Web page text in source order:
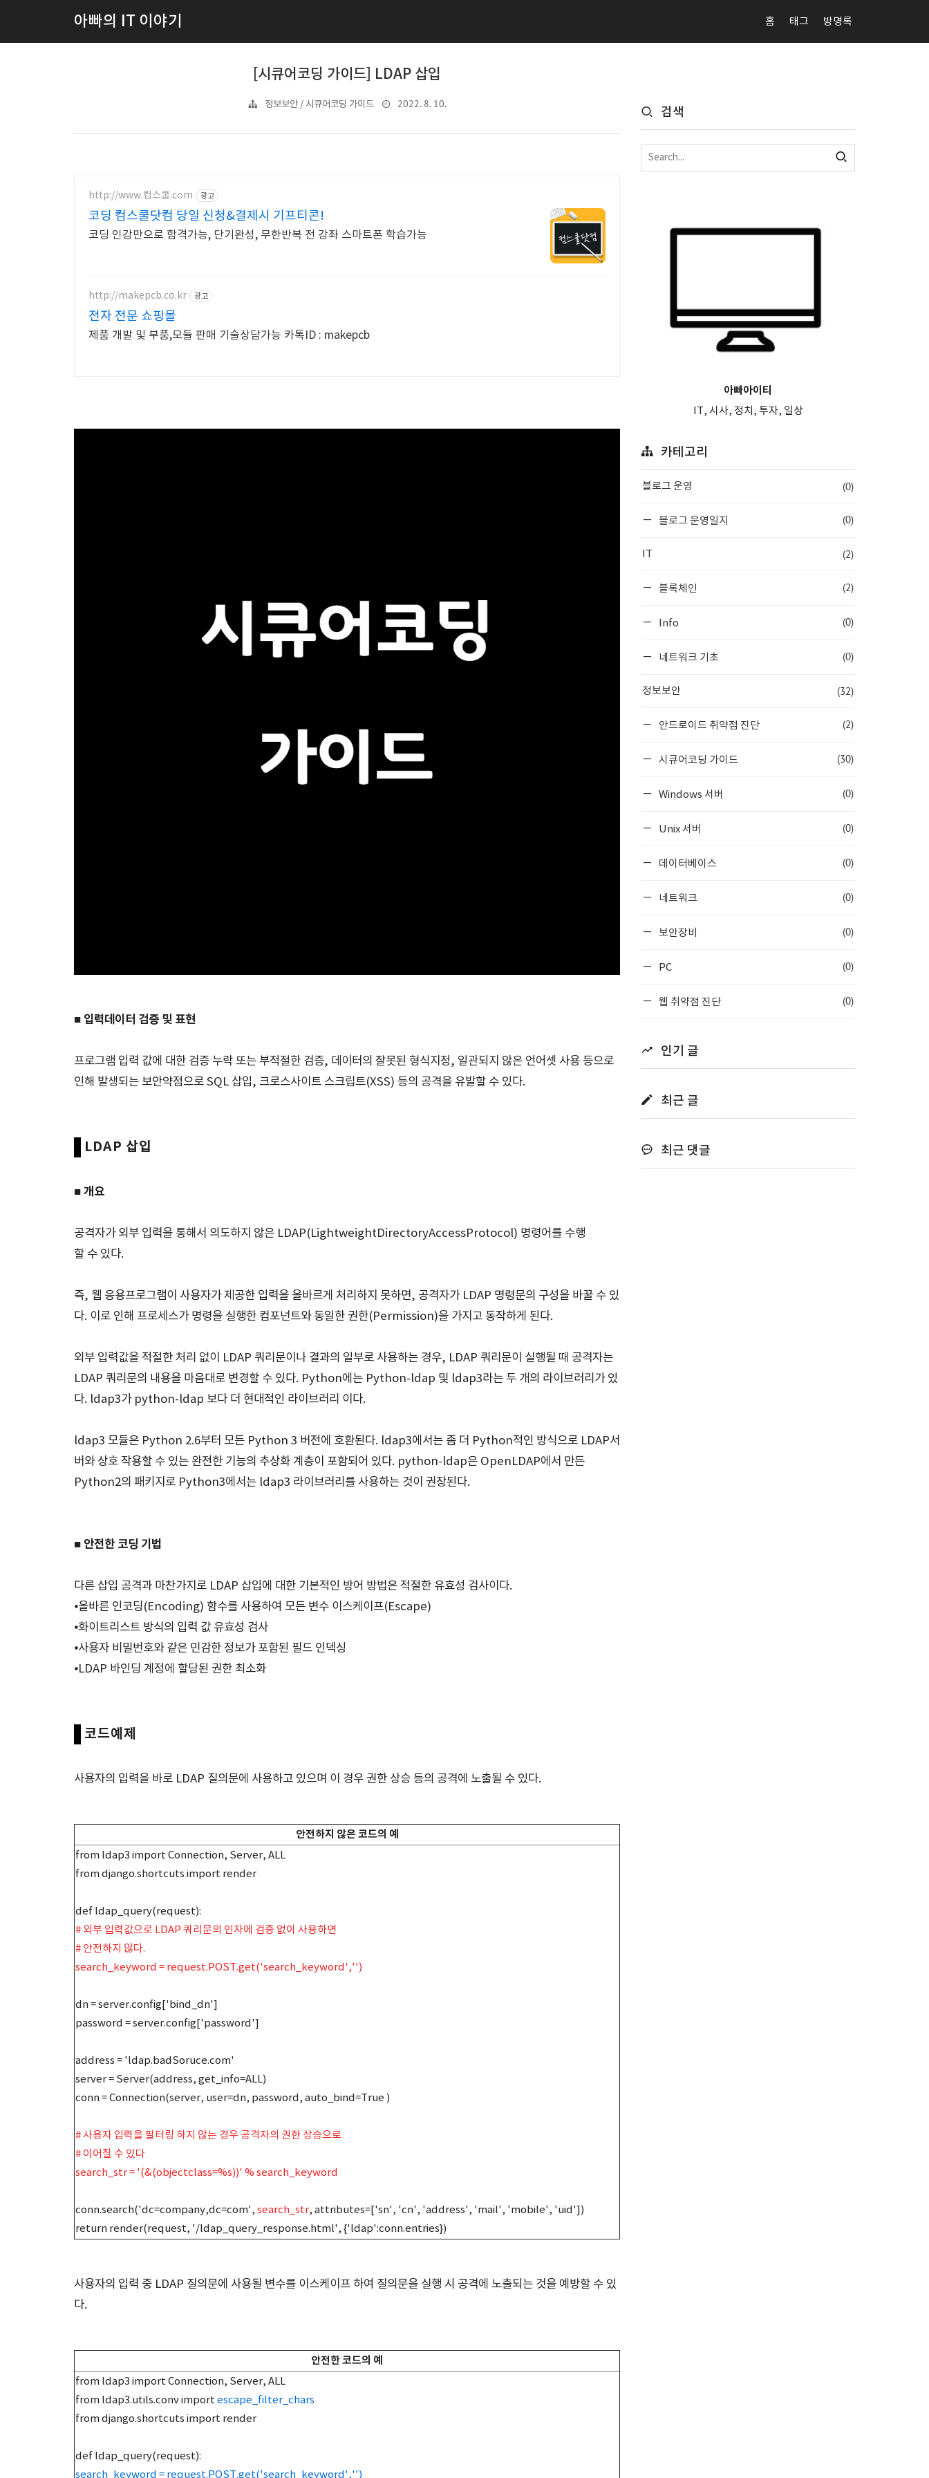
아빠의 IT 이야기 홈 태그 방명록
[시큐어코딩 가이드] LDAP 삽입
정보보안 / 시큐어코딩 가이드 2022. 8. 10.
http://www.컴스쿨.com 광고
코딩 컴스쿨닷컴 당일 신청&결제시 기프티콘!
코딩 인강만으로 합격가능, 단기완성, 무한반복 전 강좌 스마트폰 학습가능
http://makepcb.co.kr 광고
전자 전문 쇼핑몰
제품 개발 및 부품,모듈 판매 기술상담가능 카톡ID : makepcb
■ 입력데이터 검증 및 표현
프로그램 입력 값에 대한 검증 누락 또는 부적절한 검증, 데이터의 잘못된 형식지정, 일관되지 않은 언어셋 사용 등으로
인해 발생되는 보안약점으로 SQL 삽입, 크로스사이트 스크립트(XSS) 등의 공격을 유발할 수 있다.
LDAP 삽입
■ 개요
공격자가 외부 입력을 통해서 의도하지 않은 LDAP(LightweightDirectoryAccessProtocol) 명령어를 수행
할 수 있다.
즉, 웹 응용프로그램이 사용자가 제공한 입력을 올바르게 처리하지 못하면, 공격자가 LDAP 명령문의 구성을 바꿀 수 있
다. 이로 인해 프로세스가 명령을 실행한 컴포넌트와 동일한 권한(Permission)을 가지고 동작하게 된다.
외부 입력값을 적절한 처리 없이 LDAP 쿼리문이나 결과의 일부로 사용하는 경우, LDAP 쿼리문이 실행될 때 공격자는
LDAP 쿼리문의 내용을 마음대로 변경할 수 있다. Python에는 Python-ldap 및 ldap3라는 두 개의 라이브러리가 있
다. ldap3가 python-ldap 보다 더 현대적인 라이브러리 이다.
ldap3 모듈은 Python 2.6부터 모든 Python 3 버전에 호환된다. ldap3에서는 좀 더 Python적인 방식으로 LDAP서
버와 상호 작용할 수 있는 완전한 기능의 추상화 계층이 포함되어 있다. python-ldap은 OpenLDAP에서 만든
Python2의 패키지로 Python3에서는 ldap3 라이브러리를 사용하는 것이 권장된다.
■ 안전한 코딩 기법
다른 삽입 공격과 마찬가지로 LDAP 삽입에 대한 기본적인 방어 방법은 적절한 유효성 검사이다.
⦁올바른 인코딩(Encoding) 함수를 사용하여 모든 변수 이스케이프(Escape)
⦁화이트리스트 방식의 입력 값 유효성 검사
⦁사용자 비밀번호와 같은 민감한 정보가 포함된 필드 인덱싱
⦁LDAP 바인딩 계정에 할당된 권한 최소화
코드예제
사용자의 입력을 바로 LDAP 질의문에 사용하고 있으며 이 경우 권한 상승 등의 공격에 노출될 수 있다.
안전하지 않은 코드의 예
from ldap3 import Connection, Server, ALL
from django.shortcuts import render
def ldap_query(request):
# 외부 입력값으로 LDAP 쿼리문의 인자에 검증 없이 사용하면
# 안전하지 않다.
search_keyword = request.POST.get('search_keyword','')
dn = server.config['bind_dn']
password = server.config['password']
address = 'ldap.badSoruce.com'
server = Server(address, get_info=ALL)
conn = Connection(server, user=dn, password, auto_bind=True )
# 사용자 입력을 필터링 하지 않는 경우 공격자의 권한 상승으로
# 이어질 수 있다
search_str = '(&(objectclass=%s))' % search_keyword
conn.search('dc=company,dc=com', search_str, attributes=['sn', 'cn', 'address', 'mail', 'mobile', 'uid'])
return render(request, '/ldap_query_response.html', {'ldap':conn.entries})
사용자의 입력 중 LDAP 질의문에 사용될 변수를 이스케이프 하여 질의문을 실행 시 공격에 노출되는 것을 예방할 수 있
다.
안전한 코드의 예
from ldap3 import Connection, Server, ALL
from ldap3.utils.conv importescape_filter_chars
from django.shortcuts import render
def ldap_query(request):
search_keyword = request.POST.get('search_keyword','')
검색
아빠아이티
IT, 시사, 정치, 투자, 일상
카테고리
블로그 운영 (0)
블로그 운영일지 (0)
IT (2)
블록체인 (2)
Info (0)
네트워크 기초 (0)
정보보안 (32)
안드로이드 취약점 진단 (2)
시큐어코딩 가이드 (30)
Windows 서버 (0)
Unix 서버 (0)
데이터베이스 (0)
네트워크 (0)
보안장비 (0)
PC (0)
웹 취약점 진단 (0)
인기 글
최근 글
최근 댓글